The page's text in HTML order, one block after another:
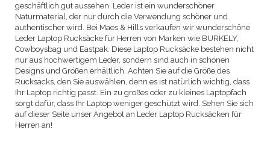
geschäftlich gut aussehen. Leder ist ein wunderschöner
Naturmaterial, der nur durch die Verwendung schöner und
authentischer wird. Bei Maes & Hills verkaufen wir wunderschöne
Leder Laptop Rucksäcke für Herren von Marken wie BURKELY,
Cowboysbag und Eastpak. Diese Laptop Rucksäcke bestehen nicht
nur aus hochwertigem Leder, sondern sind auch in schönen
Designs und Größen erhältlich. Achten Sie auf die Größe des
Rucksacks, den Sie auswählen, denn es ist natürlich wichtig, dass
Ihr Laptop richtig passt. Ein zu großes oder zu kleines Laptopfach
sorgt dafür, dass Ihr Laptop weniger geschützt wird. Sehen Sie sich
auf dieser Seite unser Angebot an Leder Laptop Rucksäcken für
Herren an!